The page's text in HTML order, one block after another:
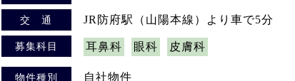
交 通 JR防府駅（山陽本線）より車で5分
募集科目 耳鼻科 眼科 皮膚科
物件種別 自社物件